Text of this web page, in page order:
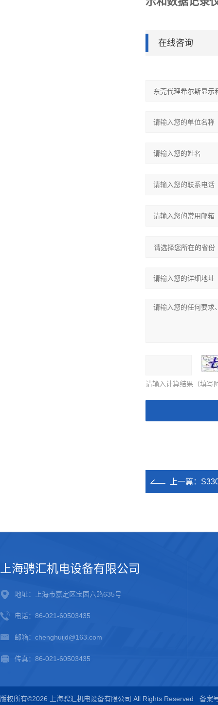
在线咨询
请输入计算结果（填写
上一篇：
上海骋汇机电设备有限公司
地址：上海市嘉定区宝园六路635号
电话：86-021-60503435
邮箱：chenghuijd@163.com
传真：86-021-60503435
版权所有©2026 上海骋汇机电设备有限公司 All Rights Reserved 备案